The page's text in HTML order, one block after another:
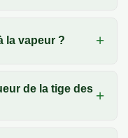
la vapeur ?
de la tige des